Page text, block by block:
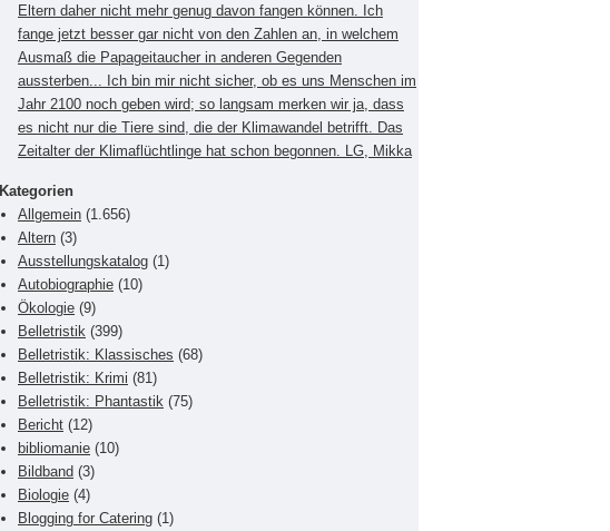
Eltern daher nicht mehr genug davon fangen können. Ich
fange jetzt besser gar nicht von den Zahlen an, in welchem
Ausmaß die Papageitaucher in anderen Gegenden
aussterben... Ich bin mir nicht sicher, ob es uns Menschen im
Jahr 2100 noch geben wird; so langsam merken wir ja, dass
es nicht nur die Tiere sind, die der Klimawandel betrifft. Das
Zeitalter der Klimaflüchtlinge hat schon begonnen. LG, Mikka
Kategorien
Allgemein (1.656)
Altern (3)
Ausstellungskatalog (1)
Autobiographie (10)
Ökologie (9)
Belletristik (399)
Belletristik: Klassisches (68)
Belletristik: Krimi (81)
Belletristik: Phantastik (75)
Bericht (12)
bibliomanie (10)
Bildband (3)
Biologie (4)
Blogging for Catering (1)